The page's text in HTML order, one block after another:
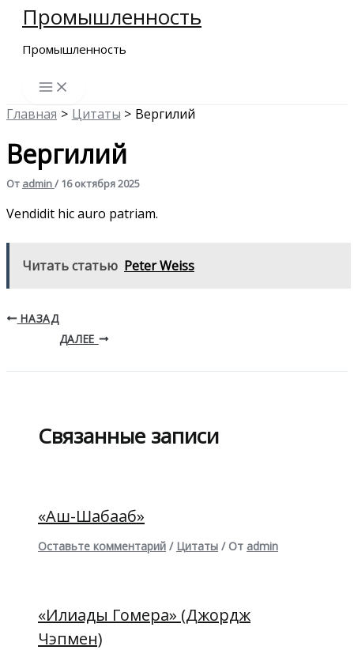
Перейти
содержимому
Промышленность
Промышленность
Главная Цитаты Вергилий
Вергилий
От admin/ 16 октября 2025
Vendidit hic auro patriam.
Читать статью Peter Weiss
НАЗАД
ДАЛЕЕ
Связанные записи
«Аш-Шабааб»
Оставьте комментарий / Цитаты / От admin
«Илиады Гомера» (Джордж
Чэпмен)